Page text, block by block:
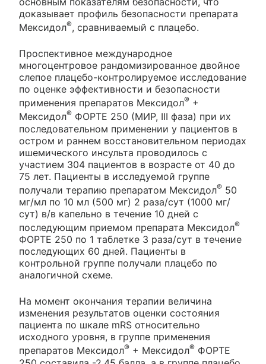
доказывает профиль безопасности препарата
Мексидол®, сравниваемый с плацебо.
Проспективное международное
многоцентровое рандомизированное двойное
слепое плацебо-контролируемое исследование
по оценке эффективности и безопасности
применения препаратов Мексидол® +
Мексидол® ФОРТЕ 250 (МИР, III фаза) при их
последовательном применении у пациентов в
остром и раннем восстановительном периодах
ишемического инсульта проводилось с
участием 304 пациентов в возрасте от 40 до
75 лет. Пациенты в исследуемой группе
получали терапию препаратом Мексидол® 50
мг/мл по 10 мл (500 мг) 2 раза/сут (1000 мг/
сут) в/в капельно в течение 10 дней с
последующим приемом препарата Мексидол®
ФОРТЕ 250 по 1 таблетке 3 раза/сут в течение
последующих 60 дней. Пациенты в
контрольной группе получали плацебо по
аналогичной схеме.
На момент окончания терапии величина
изменения результатов оценки состояния
пациента по шкале mRS относительно
исходного уровня, в группе применения
препаратов Мексидол® + Мексидол® ФОРТЕ